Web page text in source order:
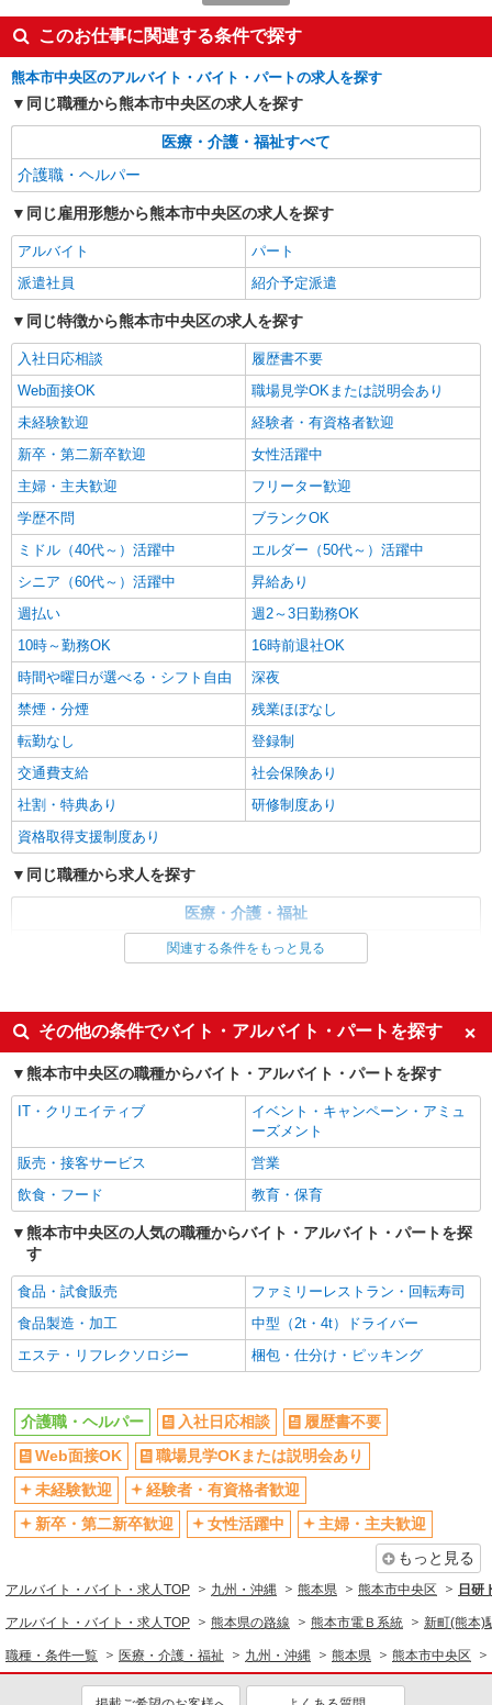
時給1450円〜2062円 ＜日払い有/週払い有/交
通費全支給(ガソリン代含む)＞
熊本市中央区 新水前寺周辺
キープ
派遣社員
株式会社kotrio /●KM-H-2001641
熊本市中央区＊障がい児童施設の新規
時給1250円〜 ＜資格や経験に応じて決定/交
通費全支給(ガソリン代含む)＞
熊本市中央区
詳細を見る
派遣社員
株式会社kotrio /●KM-H-2012177
熊本市中央区｜未経験でも大丈夫◎研修が手厚
い有料住宅の介護♪
時給1450円〜2062円 ＜日払い有/週払い有/交
通費全支給(ガソリン代含む)＞
水前寺駅周辺 ≪車通勤OK≫
キープ
派遣社員
株式会社kotrio /●KM-H-2019343
＜熊本市中央区＞障がい児童施設の新規
STAFF★資格や経験を活かす
時給1250円〜 ＜資格や経験に応じて決定/交
通費全支給(ガソリン代含む)＞
熊本市中央区
キープ
派遣社員
株式会社kotrio /●KM-H-2068728
＼収入アップを全面サポート／小規模デイ
STAFF｜資格支援制度あり
水前寺駅周辺 ≪車通勤OK≫
キープ 詳細を見る
株式会社kotrio /●KM-H-2067364
熊本市中央区/未経験OK★誰かの支えになれる
人に！グルホの世話人♪
時給1450円〜2062円 ＜日払い有/週払い有/交
通費全支給(ガソリン代含む)＞
キープ 詳細を見る
＜蔚山町駅＞障がい児童施設の新規STAFF★
資格や経験を活かす
時給1250円〜 ＜資格や経験に応じて決定/交
通費全支給(ガソリン代含む)＞
熊本市中央区
詳細を見る
株式会社kotrio /●KM-H-2028533
≪熊本市中央区≫日勤のみ＆残業ナシ！お迎え
に間に合うデイサービス
このお仕事に関連する条件で探す
熊本市中央区のアルバイト・バイト・パートの求人を探す
同じ職種から熊本市中央区の求人を探す
医療・介護・福祉すべて
介護職・ヘルパー
同じ雇用形態から熊本市中央区の求人を探す
アルバイト
パート
派遣社員
紹介予定派遣
同じ特徴から熊本市中央区の求人を探す
入社日応相談
履歴書不要
Web面接OK
職場見学OKまたは説明会あり
未経験歓迎
経験者・有資格者歓迎
新卒・第二新卒歓迎
女性活躍中
主婦・主夫歓迎
フリーター歓迎
学歴不問
ブランクOK
ミドル（40代～）活躍中
エルダー（50代～）活躍中
シニア（60代～）活躍中
昇給あり
週払い
週2～3日勤務OK
10時～勤務OK
16時前退社OK
時間や曜日が選べる・シフト自由
深夜
禁煙・分煙
残業ほぼなし
転勤なし
登録制
交通費支給
社会保険あり
社割・特典あり
研修制度あり
資格取得支援制度あり
同じ職種から求人を探す
医療・介護・福祉
未経験歓迎
ミドル（40代～）活躍中
週2～3日勤務OK
深夜
交通費支給
社会保険あり
関連する条件をもっと見る
その他の条件でバイト・アルバイト・パートを探す
熊本市中央区の職種からバイト・アルバイト・パートを探す
IT・クリエイティブ
イベント・キャンペーン・アミュ
ーズメント
販売・接客サービス
営業
飲食・フード
教育・保育
熊本市中央区の人気の職種からバイト・アルバイト・パートを探
す
食品・試食販売
ファミリーレストラン・回転寿司
食品製造・加工
中型（2t・4t）ドライバー
エステ・リフレクソロジー
梱包・仕分け・ピッキング
介護職・ヘルパー 入社日応相談
履歴書不要
Web面接OK
職場見学OKまたは説明会あり
未経験歓迎
経験者・有資格者歓迎
新卒・第二新卒歓迎
女性活躍中
主婦・主夫歓迎
もっと見る
アルバイト・バイト・求人TOP 九州・沖縄 熊本県 熊本市中央区 日研
アルバイト・バイト・求人TOP 熊本県の路線 熊本市電Ｂ系統 新町(熊本)
職種・条件一覧 医療・介護・福祉 九州・沖縄 熊本県 熊本市中央区